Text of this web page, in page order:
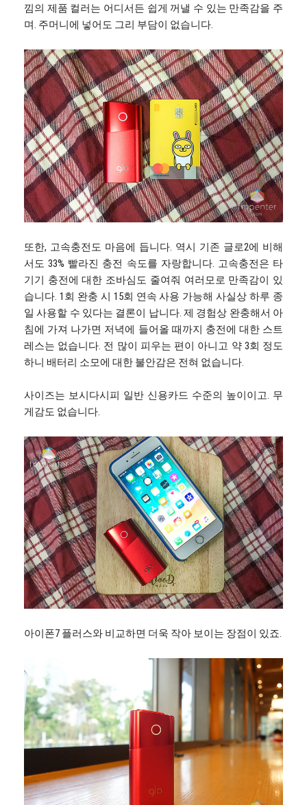
낌의 제품 컬러는 어디서든 쉽게 꺼낼 수 있는 만족감을 주
며. 주머니에 넣어도 그리 부담이 없습니다.
또한, 고속충전도 마음에 듭니다. 역시 기존 글로2에 비해
서도 33% 빨라진 충전 속도를 자랑합니다. 고속충전은 타
기기 충전에 대한 조바심도 줄여줘 여러모로 만족감이 있
습니다. 1회 완충 시 15회 연속 사용 가능해 사실상 하루 종
일 사용할 수 있다는 결론이 납니다. 제 경험상 완충해서 아
침에 가져 나가면 저녁에 들어올 때까지 충전에 대한 스트
레스는 없습니다. 전 많이 피우는 편이 아니고 약 3회 정도
하니 배터리 소모에 대한 불안감은 전혀 없습니다.
사이즈는 보시다시피 일반 신용카드 수준의 높이이고. 무
게감도 없습니다.
아이폰7 플러스와 비교하면 더욱 작아 보이는 장점이 있죠.